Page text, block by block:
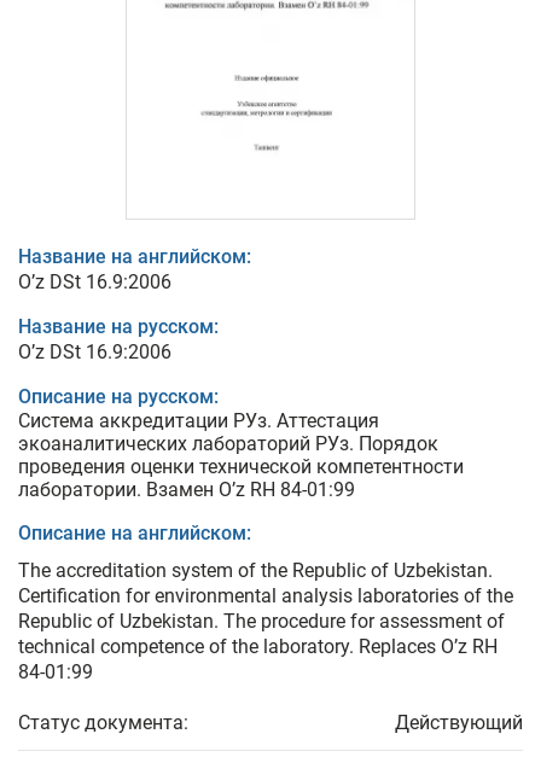
Название на английском:
O’z DSt 16.9:2006
Название на русском:
O’z DSt 16.9:2006
Описание на русском:
Система аккредитации РУз. Аттестация
экоаналитических лабораторий РУз. Порядок
проведения оценки технической компетентности
лаборатории. Взамен O’z RH 84-01:99
Описание на английском:
The accreditation system of the Republic of Uzbekistan.
Certification for environmental analysis laboratories of the
Republic of Uzbekistan. The procedure for assessment of
technical competence of the laboratory. Replaces O’z RH
84-01:99
Статус документа: Действующий